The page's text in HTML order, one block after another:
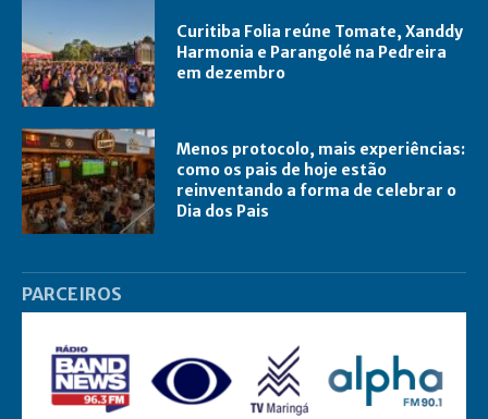
Curitiba Folia reúne Tomate, Xanddy
Harmonia e Parangolé na Pedreira
em dezembro
Menos protocolo, mais experiências:
como os pais de hoje estão
reinventando a forma de celebrar o
Dia dos Pais
PARCEIROS